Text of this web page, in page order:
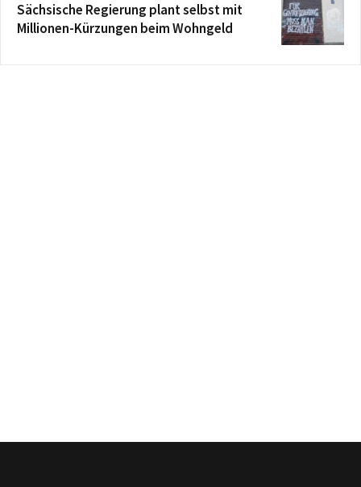
Sächsische Regierung plant selbst mit
Millionen-Kürzungen beim Wohngeld